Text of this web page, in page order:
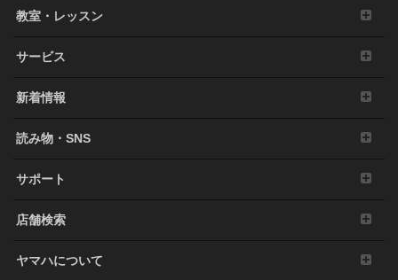
教室・レッスン
サービス
新着情報
読み物・SNS
サポート
店舗検索
ヤマハについて